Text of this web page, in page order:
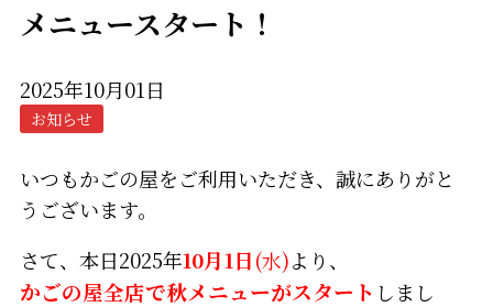
メニュースタート！
2025年10月01日
お知らせ
いつもかごの屋をご利用いただき、誠にありがと
うございます。
さて、本日2025年10月1日(水)より、
かごの屋全店で秋メニューがスタート しまし